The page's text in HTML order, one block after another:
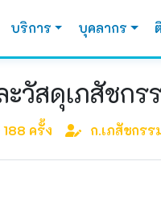
บริการ บุคลากร
สดุเภสัชกร
188 ครั้ง ก.เภสัชกรร